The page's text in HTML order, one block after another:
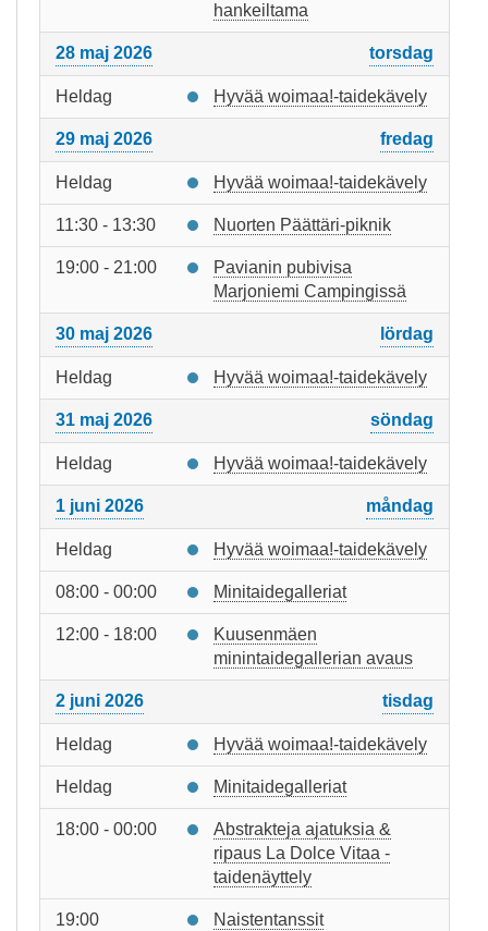
hankeiltama
28 maj 2026 torsdag
Heldag Hyvää woimaa!-taidekävely
29 maj 2026 fredag
Heldag Hyvää woimaa!-taidekävely
11:30 - 13:30 Nuorten Päättäri-piknik
19:00 - 21:00
Pavianin pubivisa
Marjoniemi Campingissä
30 maj 2026 lördag
Heldag Hyvää woimaa!-taidekävely
31 maj 2026 söndag
Heldag Hyvää woimaa!-taidekävely
1 juni 2026 måndag
Heldag Hyvää woimaa!-taidekävely
08:00 - 00:00 Minitaidegalleriat
12:00 - 18:00
Kuusenmäen
minintaidegallerian avaus
2 juni 2026 tisdag
Heldag Hyvää woimaa!-taidekävely
Heldag Minitaidegalleriat
18:00 - 00:00
Abstrakteja ajatuksia &
ripaus La Dolce Vitaa -
taidenäyttely
19:00 Naistentanssit